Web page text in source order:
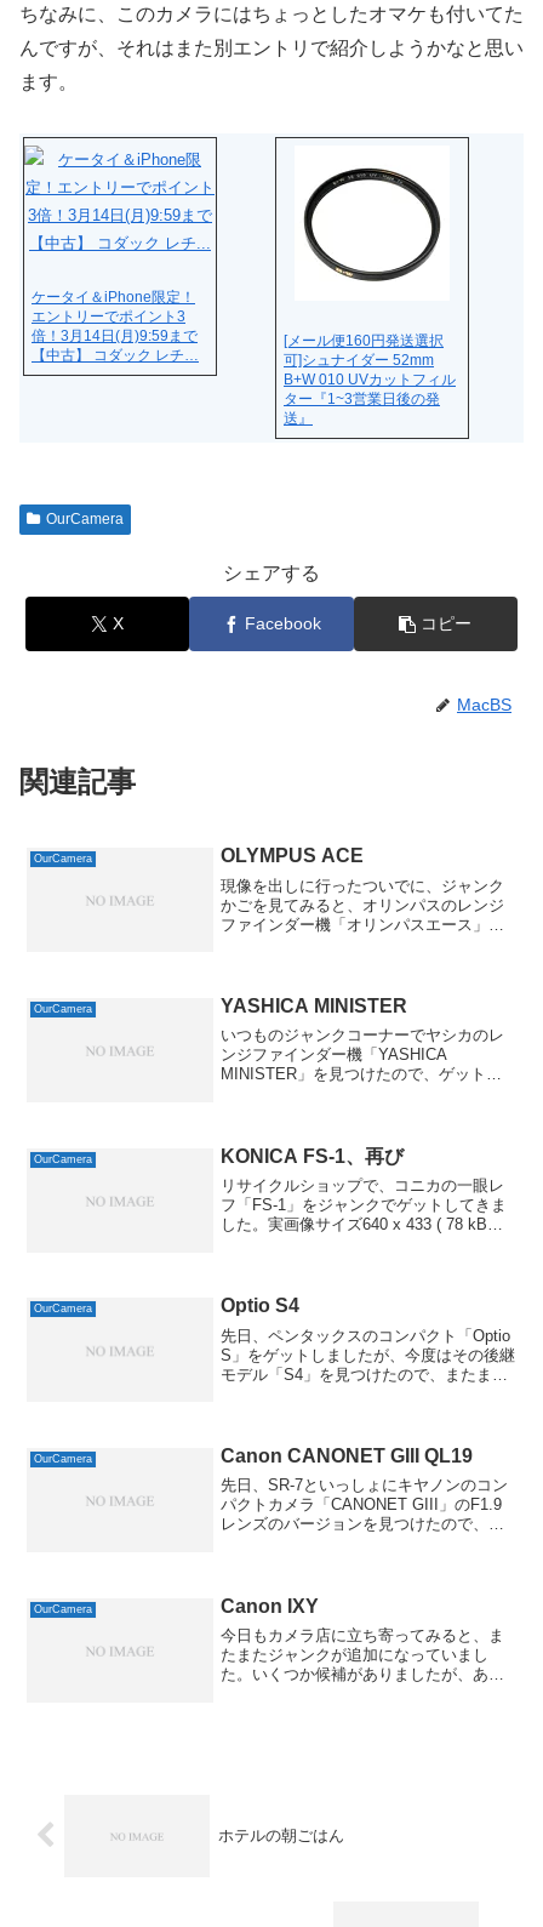
ちなみに、このカメラにはちょっとしたオマケも付いてた
んですが、それはまた別エントリで紹介しようかなと思い
ます。
ケータイ＆iPhone限定！
エントリーでポイント3
倍！3月14日(月)9:59まで
【中古】 コダック レチ…
[メール便160円発送選択
可]シュナイダー 52mm
B+W 010 UVカットフィル
ター『1~3営業日後の発
送』
OurCamera
シェアする
X Facebook コピー
MacBS
関連記事
OurCamera OLYMPUS ACE
現像を出しに行ったついでに、ジャンク
かごを見てみると、オリンパスのレンジ
ファインダー機「オリンパスエース」が
OurCamera YASHICA MINISTER
いつものジャンクコーナーでヤシカのレ
ンジファインダー機「YASHICA
MINISTER」を見つけたので、ゲットし
イドが固着していま...
OurCamera KONICA FS-1、再び
リサイクルショップで、コニカの一眼レ
フ「FS-1」をジャンクでゲットしてきま
した。実画像サイズ640 x 433 ( 78 kB
OurCamera Optio S4
先日、ペンタックスのコンパクト「Optio
S」をゲットしましたが、今度はその後継
モデル「S4」を見つけたので、またまた
OurCamera Canon CANONET GIII QL19
先日、SR-7といっしょにキヤノンのコン
パクトカメラ「CANONET GIII」のF1.9
レンズのバージョンを見つけたので、ゲ
OurCamera Canon IXY
今日もカメラ店に立ち寄ってみると、ま
たまたジャンクが追加になっていまし
た。いくつか候補がありましたが、あん
ホテルの朝ごはん